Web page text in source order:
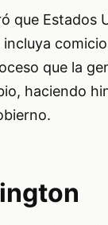
que Estados
que la
haciendo